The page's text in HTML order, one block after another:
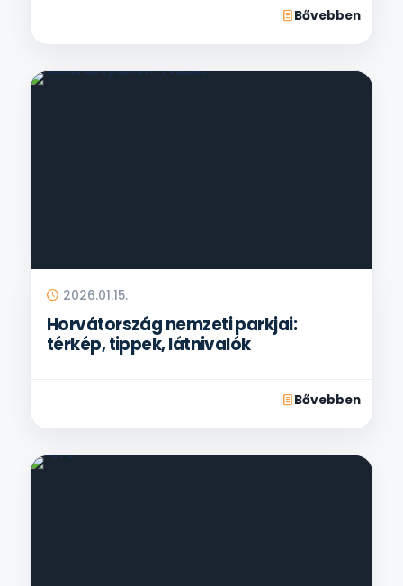
Bővebben
2026.01.15.
Horvátország nemzeti parkjai:
térkép, tippek, látnivalók
Bővebben